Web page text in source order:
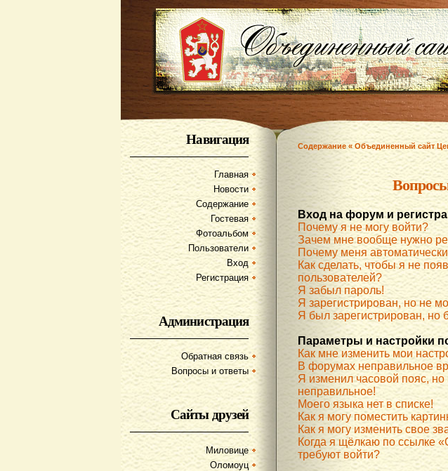
Навигация
Главная
Новости
Содержание
Гостевая
Фотоальбом
Пользователи
Вход
Регистрация
Администрация
Обратная связь
Вопросы и ответы
Сайты друзей
Миловице
Оломоуц
Содержание « Объединенный сайт
Вход на форум и
Почему я не могу войти?
Зачем мне вообще нужно
Почему меня
Как сделать, чтобы я не
пользователей?
Я забыл пароль!
Я зарегистрирован, но не
Я был зарегистрирован, но
Параметры и настройки
Как мне изменить мои
В форумах неправильное
Я изменил часовой пояс,
неправильное!
Моего языка нет в списке!
Как я могу поместить
Как я могу изменить свое
Когда я щёлкаю по ссылке
требуют войти?